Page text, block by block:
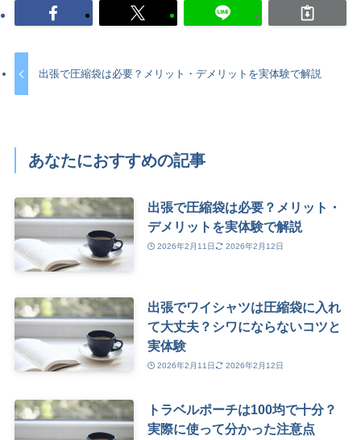
出張で圧縮袋は必要？メリット・デメリットを実体験で解説
あなたにおすすめの記事
出張で圧縮袋は必要？メリット・
デメリットを実体験で解説
2026年2月11日 2026年2月12日
出張でワイシャツは圧縮袋に入れ
て大丈夫？シワにならないコツと
実体験
2026年2月11日 2026年2月12日
トラベルポーチは100均で十分？
実際に使って分かった注意点